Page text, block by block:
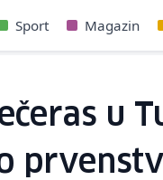
Sport Magazin
u